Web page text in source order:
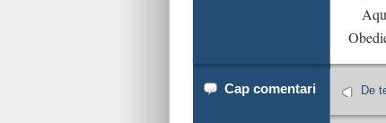
Cap comentari De